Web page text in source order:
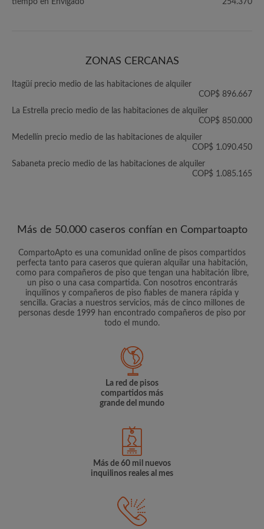
tiempo en Envigado
254.370
ZONAS CERCANAS
Itagüí precio medio de las habitaciones de alquiler
COP$ 896.667
La Estrella precio medio de las habitaciones de alquiler
COP$ 850.000
Medellín precio medio de las habitaciones de alquiler
COP$ 1.090.450
Sabaneta precio medio de las habitaciones de alquiler
COP$ 1.085.165
Más de 50.000 caseros confían en Compartoapto
CompartoApto es una comunidad online de pisos compartidos
perfecta tanto para caseros que quieran alquilar una habitación,
como para compañeros de piso que tengan una habitación libre,
un piso o una casa compartida. Con nosotros encontrarás
inquilinos y compañeros de piso fiables de manera rápida y
sencilla. Gracias a nuestros servicios, más de cinco millones de
personas desde 1999 han encontrado compañeros de piso por
todo el mundo.
La red de pisos
compartidos más
grande del mundo
Más de 60 mil nuevos
inquilinos reales al mes